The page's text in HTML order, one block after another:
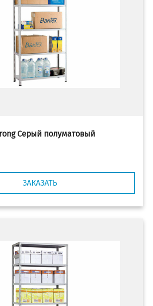
Серый полуматовый
ЗАКАЗАТЬ